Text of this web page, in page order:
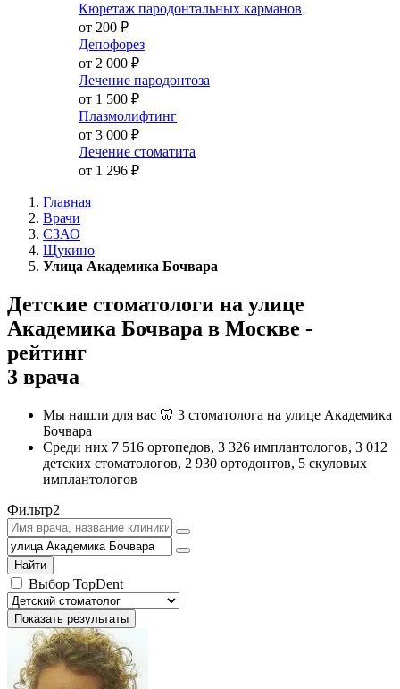
Кюретаж пародонтальных карманов
от 200 ₽
Депофорез
от 2 000 ₽
Лечение пародонтоза
от 1 500 ₽
Плазмолифтинг
от 3 000 ₽
Лечение стоматита
от 1 296 ₽
Главная
Врачи
СЗАО
Щукино
Улица Академика Бочвара
Детские стоматологи на улице
Академика Бочвара в Москве -
рейтинг
3 врача
Мы нашли для вас 🦷 3 стоматолога на улице Академика
Бочвара
Среди них 7 516 ортопедов, 3 326 имплантологов, 3 012
детских стоматологов, 2 930 ортодонтов, 5 скуловых
имплантологов
Фильтр2
Найти
Выбор TopDent
Показать результаты